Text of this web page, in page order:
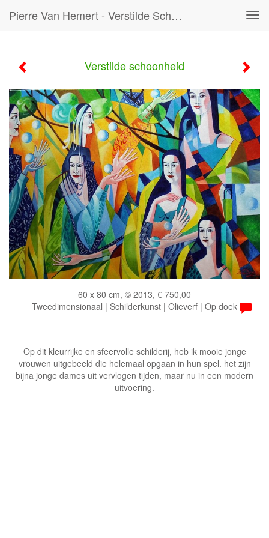
Pierre Van Hemert - Verstilde Schoonheid
Verstilde schoonheid
60 x 80 cm, © 2013, € 750,00
Tweedimensionaal | Schilderkunst | Olieverf | Op doek
Op dit kleurrijke en sfeervolle schilderij, heb ik mooie jonge
vrouwen uitgebeeld die helemaal opgaan in hun spel. het zijn
bijna jonge dames uit vervlogen tijden, maar nu in een modern
uitvoering.